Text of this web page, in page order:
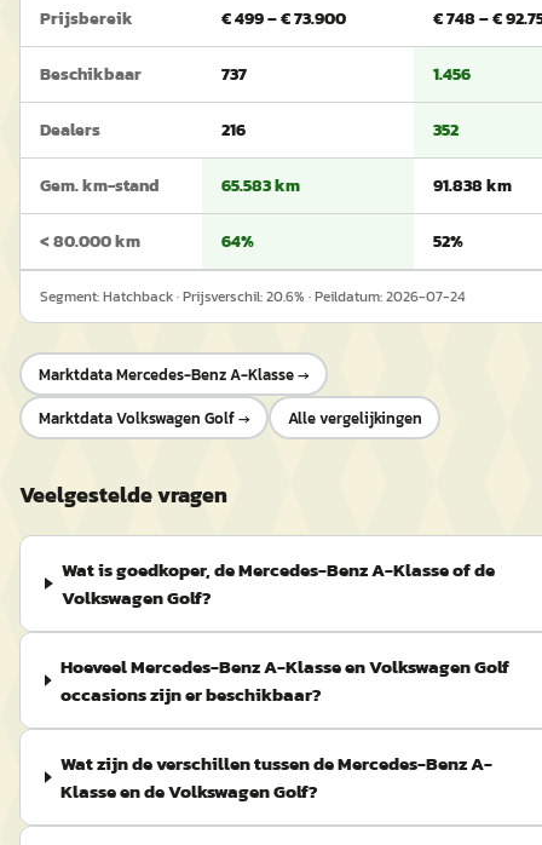
Prijsbereik € 499 – € 73.900 € 748 – €
Beschikbaar 737 1.456
Dealers 216 352
Gem. km-stand 65.583 km 91.838 km
< 80.000 km 64% 52%
Segment:Hatchback· Prijsverschil:20.6% · Peildatum:2026-07-24
MarktdataMercedes-Benz A-Klasse→
MarktdataVolkswagen Golf→ Alle vergelijkingen
Veelgestelde vragen
Wat is goedkoper, de Mercedes-Benz A-Klasse of de
Volkswagen Golf?
Hoeveel Mercedes-Benz A-Klasse en Volkswagen Golf
occasions zijn er beschikbaar?
Wat zijn de verschillen tussen de Mercedes-Benz A-
Klasse en de Volkswagen Golf?